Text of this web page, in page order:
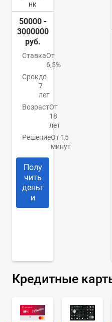
нк
50000 -
3000000
руб.
СтавкаОт
6,5%
Срокдо
7
лет
ВозрастОт
18
лет
РешениеОт 15
минут
Полу
чить
деньг
и
Кредитные